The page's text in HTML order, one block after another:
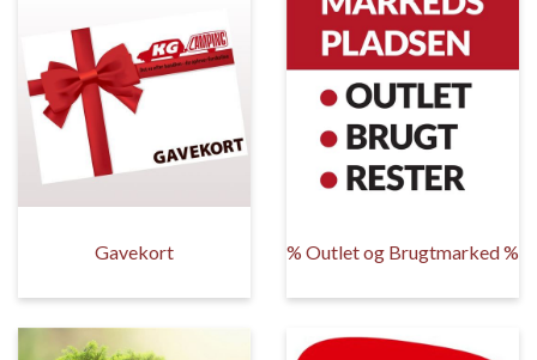
Gavekort % Outlet og Brugtmarked %